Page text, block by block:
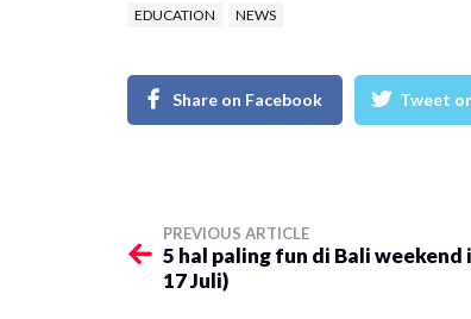
EDUCATION NEWS
Share on Facebook Tweet
PREVIOUS ARTICLE
5 hal paling fun di Bali weekend
17 Juli)